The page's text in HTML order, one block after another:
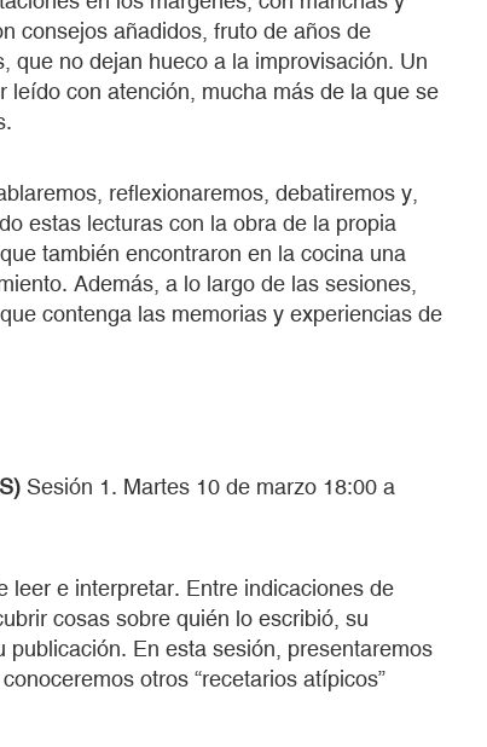
consejos añadidos, fruto de años de
que no dejan hueco a la improvisación. Un
leído con atención, mucha más de la que se
reflexionaremos, debatiremos y,
estas lecturas con la obra de la propia
también encontraron en la cocina una
Además, a lo largo de las sesiones,
contenga las memorias y experiencias de
Sesión 1. Martes 10 de marzo 18:00 a
leer e interpretar. Entre indicaciones de
cosas sobre quién lo escribió, su
En esta sesión, presentaremos
otros “recetarios atípicos”